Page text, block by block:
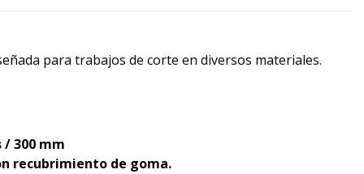
para trabajos de corte en diversos materiales.
/ 300 mm
recubrimiento de goma.